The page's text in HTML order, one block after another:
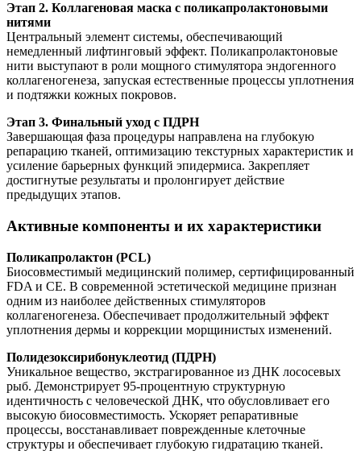
Этап 2. Коллагеновая маска с поликапролактоновыми
нитями
Центральный элемент системы, обеспечивающий
немедленный лифтинговый эффект. Поликапролактоновые
нити выступают в роли мощного стимулятора эндогенного
коллагеногенеза, запуская естественные процессы уплотнения
и подтяжки кожных покровов.
Этап 3. Финальный уход с ПДРН
Завершающая фаза процедуры направлена на глубокую
репарацию тканей, оптимизацию текстурных характеристик и
усиление барьерных функций эпидермиса. Закрепляет
достигнутые результаты и пролонгирует действие
предыдущих этапов.
Активные компоненты и их характеристики
Поликапролактон (PCL)
Биосовместимый медицинский полимер, сертифицированный
FDA и CE. В современной эстетической медицине признан
одним из наиболее действенных стимуляторов
коллагеногенеза. Обеспечивает продолжительный эффект
уплотнения дермы и коррекции морщинистых изменений.
Полидезоксирибонуклеотид (ПДРН)
Уникальное вещество, экстрагированное из ДНК лососевых
рыб. Демонстрирует 95-процентную структурную
идентичность с человеческой ДНК, что обусловливает его
высокую биосовместимость. Ускоряет репаративные
процессы, восстанавливает поврежденные клеточные
структуры и обеспечивает глубокую гидратацию тканей.